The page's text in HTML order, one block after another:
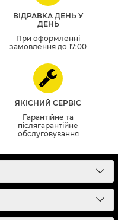
ВІДРАВКА ДЕНЬ У
ДЕНЬ
При оформленні
замовлення до 17:00
ЯКІСНИЙ СЕРВІС
Гарантійне та
післягарантійне
обслуговування